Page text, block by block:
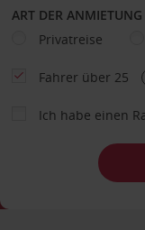
ART DER ANMIETUNG
Privatreise
Fahrer über 25
Ich habe einen